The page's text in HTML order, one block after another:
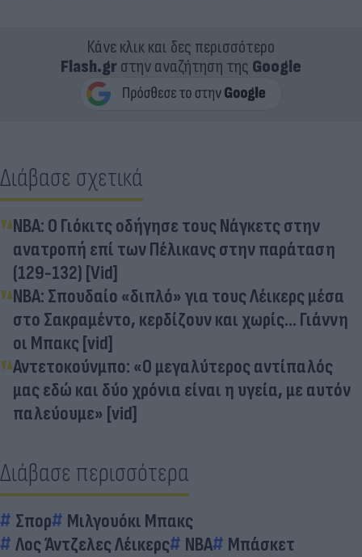
Κάνε κλικ και δες περισσότερο
Flash.grστην αναζήτηση της Google
Διάβασε σχετικά
NBA: Ο Γιόκιτς οδήγησε τους Νάγκετς στην
ανατροπή επί των Πέλικανς στην παράταση
(129-132) [Vid]
NBA: Σπουδαίο «διπλό» για τους Λέικερς μέσα
στο Σακραμέντο, κερδίζουν και χωρίς... Γιάννη
οι Μπακς [vid]
Αντετοκούνμπο: «Ο μεγαλύτερος αντίπαλός
μας εδώ και δύο χρόνια είναι η υγεία, με αυτόν
παλεύουμε» [vid]
Διάβασε περισσότερα
Σπορ
Μιλγουόκι Μπακς
Λος Άντζελες Λέικερς
ΝΒΑ Μπάσκετ